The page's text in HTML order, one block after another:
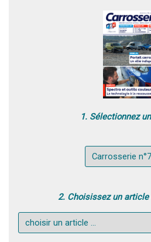
1. Sélectionnez
2. Choisissez un